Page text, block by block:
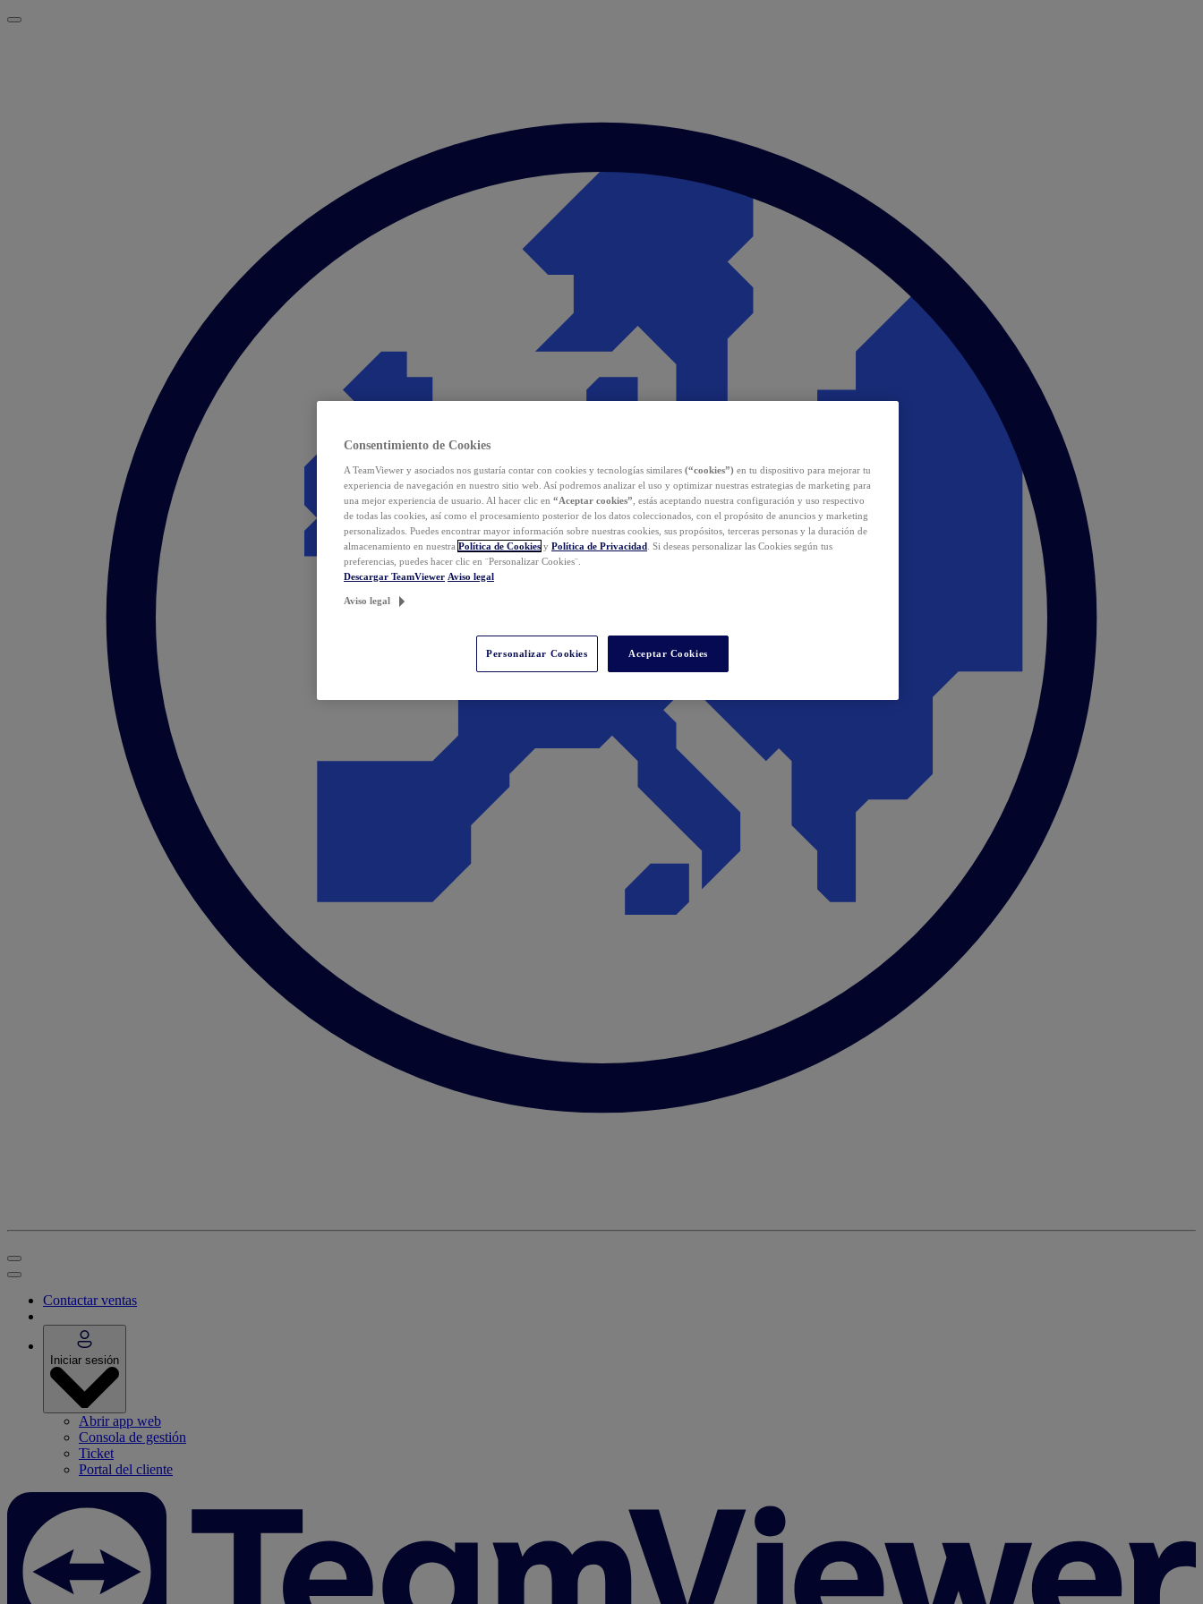
Contactar ventas
Iniciar sesión
Abrir app web
Consola de gestión
Ticket
Portal del cliente
Consentimiento de Cookies
A TeamViewer y asociados nos gustaría contar con cookies y tecnologías similares (“cookies”) en tu dispositivo para mejorar tu
experiencia de navegación en nuestro sitio web. Así podremos analizar el uso y optimizar nuestras estrategias de marketing para
una mejor experiencia de usuario. Al hacer clic en “Aceptar cookies” , estás aceptando nuestra configuración y uso respectivo
de todas las cookies, así como el procesamiento posterior de los datos coleccionados, con el propósito de anuncios y marketing
personalizados. Puedes encontrar mayor información sobre nuestras cookies, sus propósitos, terceras personas y la duración de
almacenamiento en nuestra Política de Cookies y Política de Privacidad . Si deseas personalizar las Cookies según tus
preferencias, puedes hacer clic en ¨Personalizar Cookies¨.
Descargar TeamViewer Aviso legal
Aviso legal
Personalizar Cookies Aceptar Cookies